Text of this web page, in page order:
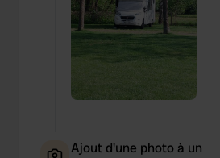
Ajout d'une photo à un